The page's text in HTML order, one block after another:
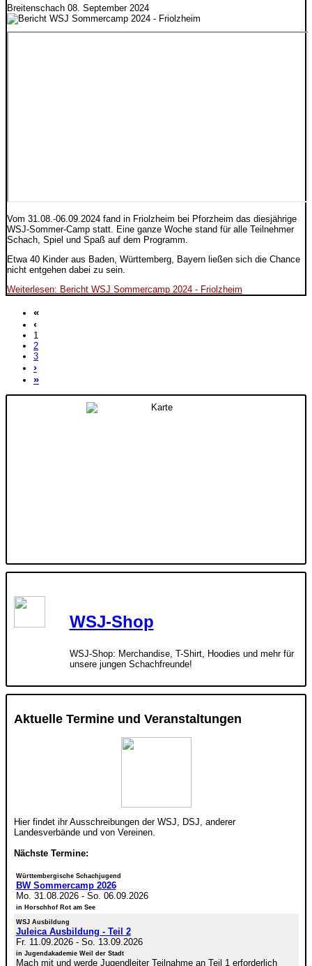
Breitenschach 08. September 2024
Vom 31.08.-06.09.2024 fand in Friolzheim bei Pforzheim das diesjährige
WSJ-Sommer-Camp statt. Eine ganze Woche stand für alle Teilnehmer
Schach, Spiel und Spaß auf dem Programm.
Etwa 40 Kinder aus Baden, Württemberg, Bayern ließen sich die Chance
nicht entgehen dabei zu sein.
Weiterlesen: Bericht WSJ Sommercamp 2024 - Friolzheim
«
‹
1
2
3
›
»
WSJ-Shop
WSJ-Shop: Merchandise, T-Shirt, Hoodies und mehr für
unsere jungen Schachfreunde!
Aktuelle Termine und Veranstaltungen
Hier findet ihr Ausschreibungen der WSJ, DSJ, anderer
Landesverbände und von Vereinen.
Nächste Termine:
Württembergische Schachjugend
BW Sommercamp 2026
Mo. 31.08.2026- So. 06.09.2026
in Horschhof Rot am See
WSJ Ausbildung
Juleica Ausbildung - Teil 2
Fr. 11.09.2026- So. 13.09.2026
in Jugendakademie Weil der Stadt
Mach mit und werde Jugendleiter Teilnahme an Teil 1 erforderlich